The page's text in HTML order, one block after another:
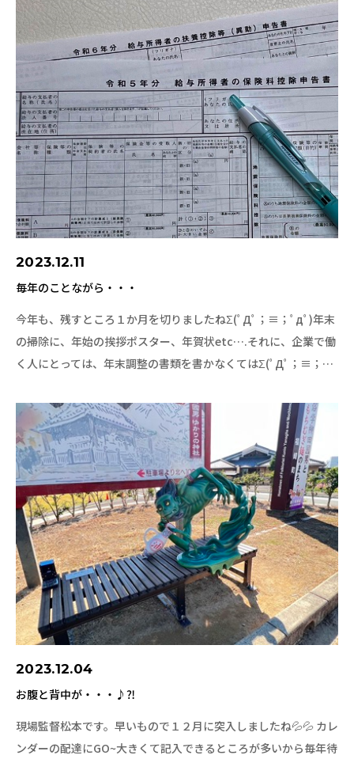
2023.12.11
毎年のことながら・・・
今年も、残すところ１か月を切りましたねΣ(ﾟДﾟ；≡；ﾟдﾟ)年末
の掃除に、年始の挨拶ポスター、年賀状etc….それに、企業で働
く人にとっては、年末調整の書類を書かなくてはΣ(ﾟДﾟ；≡；…
2023.12.04
お腹と背中が・・・♪⁈
現場監督松本です。早いもので１２月に突入しましたね💦💦 カレ
ンダーの配達にGO~大きくて記入できるところが多いから毎年待